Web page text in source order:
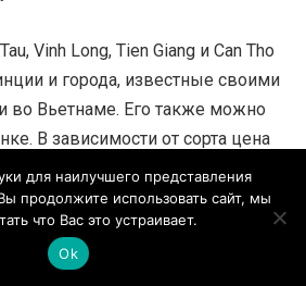
Vinh Long, Tien Giang и Can Tho
и города, известные своими
во Вьетнаме. Его также можно
В зависимости от сорта цена
до 70 000 донгов за килограмм.
Плоды на гроздях покрыты
для наилучшего представления
продолжите использовать сайт, мы
что Вас это устраивает.
Ok